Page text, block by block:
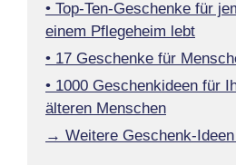
• Top-Ten-Geschenke für
einem Pflegeheim lebt
• 17 Geschenke für
• 1000 Geschenkideen für
älteren Menschen
→ Weitere Geschenk-